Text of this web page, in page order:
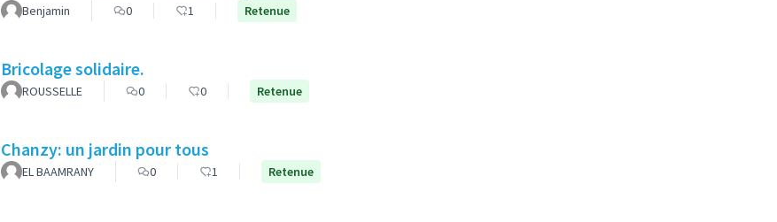
Benjamin 0 1 Retenue
Bricolage solidaire.
ROUSSELLE 0 0 Retenue
Chanzy: un jardin pour tous
EL BAAMRANY 0 1 Retenue